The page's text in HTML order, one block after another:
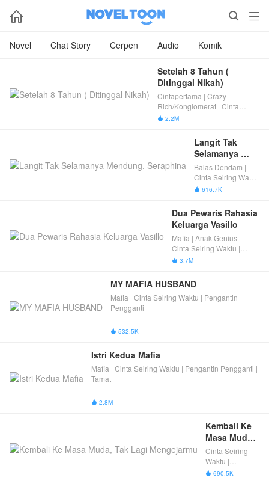
  
Novel Chat Story Cerpen Audio Komik
Setelah 8 Tahun (
Ditinggal Nikah)
Cintapertama | Crazy
Rich/Konglomerat | Cinta
Seiring Waktu | Tamat
 2.2M
Langit Tak
Selamanya
Mendung,
Seraphina
Balas Dendam |
Cinta Seiring Waktu
| Penyesalan Suami
 616.7K
Dua Pewaris Rahasia
Keluarga Vasillo
Mafia | Anak Genius |
Cinta Seiring Waktu |
Tamat
 3.7M
MY MAFIA HUSBAND
Mafia | Cinta Seiring Waktu | Pengantin
Pengganti
 532.5K
Istri Kedua Mafia
Mafia | Cinta Seiring Waktu | Pengantin Pengganti |
Tamat
 2.8M
Kembali Ke
Masa Muda,
Tak Lagi
Mengejarmu
Cinta Seiring
Waktu |
Transmigrasi |
 690.5K